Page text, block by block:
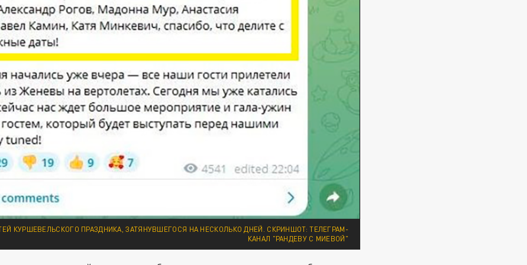
КУРШЕВЕЛЬСКОГО ПРАЗДНИКА, ЗАТЯНУВШЕГОСЯ НА НЕСКОЛЬКО ДНЕЙ. СКРИНШОТ: ТЕЛЕГРАМ-
КАНАЛ "РАНДЕВУ С МИЕВОЙ"